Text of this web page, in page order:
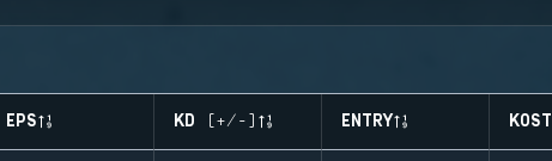
EPS KD (+/-) ENTRY KOST